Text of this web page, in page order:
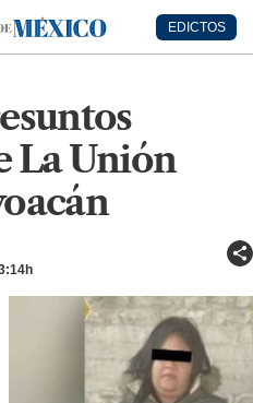
EDICTOS
La Unión